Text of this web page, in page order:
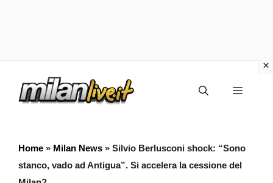
Menu
Home » Milan News » Silvio Berlusconi shock: “Sono
stanco, vado ad Antigua”. Si accelera la cessione del